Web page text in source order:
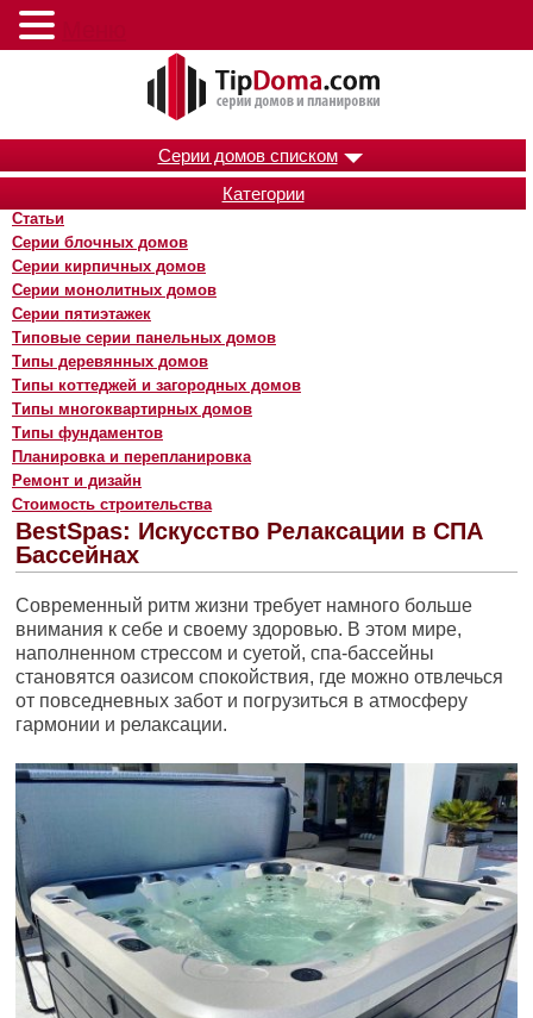
Серии домов списком
Категории
Статьи
Серии блочных домов
Серии кирпичных домов
Серии монолитных домов
Серии пятиэтажек
Типовые серии панельных домов
Типы деревянных домов
Типы коттеджей и загородных домов
Типы многоквартирных домов
Типы фундаментов
Планировка и перепланировка
Ремонт и дизайн
Стоимость строительства
BestSpas: Искусство Релаксации в СПА
Бассейнах
Современный ритм жизни требует намного больше
внимания к себе и своему здоровью. В этом мире,
наполненном стрессом и суетой, спа-бассейны
становятся оазисом спокойствия, где можно отвлечься
от повседневных забот и погрузиться в атмосферу
гармонии и релаксации.